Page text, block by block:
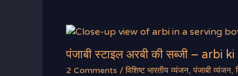
पंजाबी स्टाइल अरबी की सब्जी – arbi
2 Comments / विशिष्ट भारतीय व्यंजन, पंजाबी व्यंजन,